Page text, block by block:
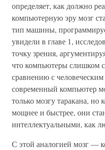
определяет, как должно
компьютерную эру мозг
тип машины,
увидели в главе 1,
точку зрения,
что компьютеры слишком
сравнению с
современный компьютер
только мозгу таракана,
мощнее и быстрее, они
интеллектуальными, как
С этой аналогией мозг —